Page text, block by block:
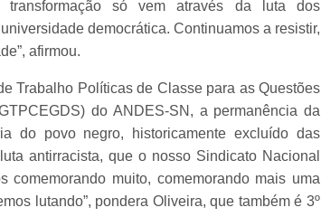
transformação só vem através da luta dos
democrática. Continuamos a resistir,
afirmou.
Trabalho Políticas de Classe para as Questões
do ANDES-SN, a permanência da
do povo negro, historicamente excluído das
antirracista, que o nosso Sindicato Nacional
comemorando muito, comemorando mais uma
lutando”, pondera Oliveira, que também é 3º